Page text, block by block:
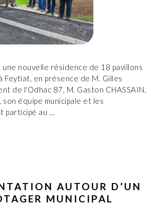
nouvelle résidence de 18 pavillons
Feytiat, en présence de M. Gilles
de l'Odhac 87, M. Gaston CHASSAIN,
équipe municipale et les
participé au ...
AUTOUR D’UN
MUNICIPAL